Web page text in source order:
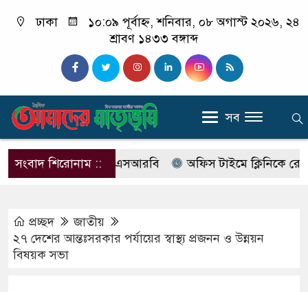
ঢাকা
১০:০৯ পূর্বাহ্ন, শনিবার, ০৮ অগাস্ট ২০২৬, ২৪
শ্রাবণ ১৪৩৩ বঙ্গাব্দ
সব
সংবাদ শিরোনাম ::
বদলে আসছে এসআরবি অফিস টাইমে ক্লিনিকে রোগী
প্রচ্ছদ
জাতীয়
২৭ দেশের আন্তঃসরকার পর্যায়ের স্বাস্থ্য প্রজনন ও উন্নয়ন
বিষয়ক সভা